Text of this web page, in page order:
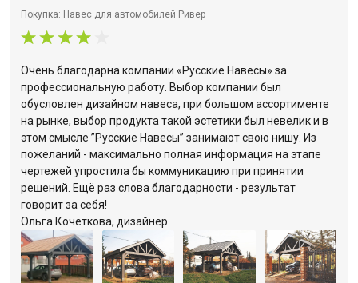
Покупка: Навес для автомобилей Ривер
Очень благодарна компании «Русские Навесы» за
профессиональную работу. Выбор компании был
обусловлен дизайном навеса, при большом ассортименте
на рынке, выбор продукта такой эстетики был невелик и в
этом смысле ”Русские Навесы” занимают свою нишу. Из
пожеланий - максимально полная информация на этапе
чертежей упростила бы коммуникацию при принятии
решений. Ещё раз слова благодарности - результат
говорит за себя!
Ольга Кочеткова, дизайнер.